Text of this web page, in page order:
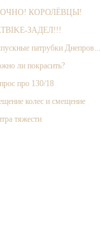
КОРОЛЁВЦЫ!
ЗАДЕЛ!!!
патрубки Днепров...
ли покрасить?
про 130/18
колес и смещение
тяжести